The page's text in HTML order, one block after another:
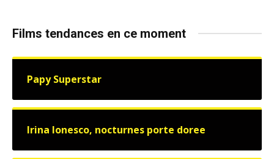
Films tendances en ce moment
Papy Superstar
Irina Ionesco, nocturnes porte doree